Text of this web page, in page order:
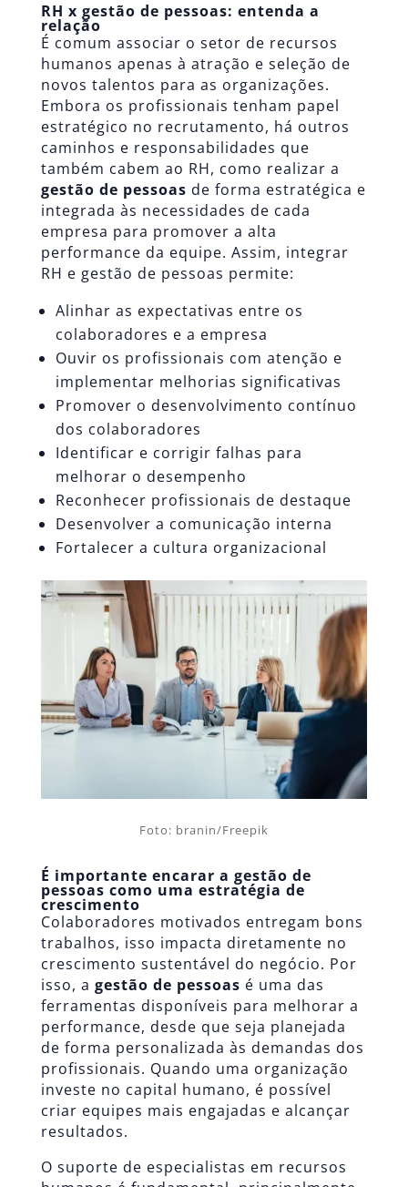
RH x gestão de pessoas: entenda a
relação
É comum associar o setor de recursos
humanos apenas à atração e seleção de
novos talentos para as organizações.
Embora os profissionais tenham papel
estratégico no recrutamento, há outros
caminhos e responsabilidades que
também cabem ao RH, como realizar a
gestão de pessoas de forma estratégica e
integrada às necessidades de cada
empresa para promover a alta
performance da equipe. Assim, integrar
RH e gestão de pessoas permite:
Alinhar as expectativas entre os
colaboradores e a empresa
Ouvir os profissionais com atenção e
implementar melhorias significativas
Promover o desenvolvimento contínuo
dos colaboradores
Identificar e corrigir falhas para
melhorar o desempenho
Reconhecer profissionais de destaque
Desenvolver a comunicação interna
Fortalecer a cultura organizacional
Foto: branin/Freepik
É importante encarar a gestão de
pessoas como uma estratégia de
crescimento
Colaboradores motivados entregam bons
trabalhos, isso impacta diretamente no
crescimento sustentável do negócio. Por
isso, a gestão de pessoas é uma das
ferramentas disponíveis para melhorar a
performance, desde que seja planejada
de forma personalizada às demandas dos
profissionais. Quando uma organização
investe no capital humano, é possível
criar equipes mais engajadas e alcançar
resultados.
O suporte de especialistas em recursos